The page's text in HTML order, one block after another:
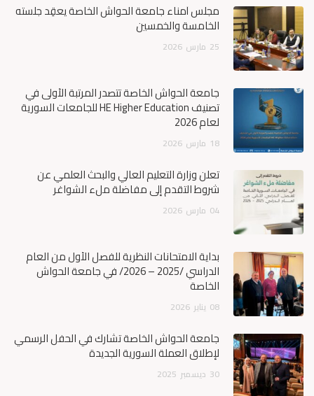
مجلس أمناء جامعة الحواش الخاصة يعقِد جلسته
الخامسة والخمسين
25 مارس 2026
جامعة الحواش الخاصة تتصدر المرتبة الأولى في
تصنيف HE Higher Education للجامعات السورية
لعام 2026
18 مارس 2026
تعلن وزارة التعليم العالي والبحث العلمي عن
شروط التقدم إلى مفاضلة ملء الشواغر
04 مارس 2026
بداية الامتحانات النظرية للفصل الأول من العام
الدراسي /2025 – 2026/ في جامعة الحواش
الخاصة
08 يناير 2026
جامعة الحواش الخاصة تشارك في الحفل الرسمي
لإطلاق العملة السورية الجديدة
30 ديسمبر 2025